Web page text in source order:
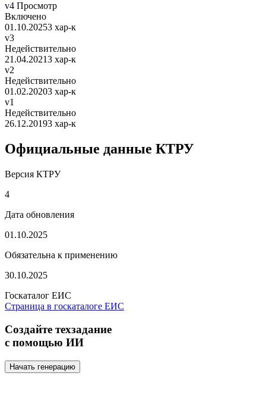
v4 Просмотр
Включено
01.10.20253 хар-к
v3
Недействительно
21.04.20213 хар-к
v2
Недействительно
01.02.20203 хар-к
v1
Недействительно
26.12.20193 хар-к
Официальные данные КТРУ
Версия КТРУ
4
Дата обновления
01.10.2025
Обязательна к применению
30.10.2025
Госкаталог ЕИС
Страница в госкаталоге ЕИС
Создайте техзадание
с помощью ИИ
Начать генерацию